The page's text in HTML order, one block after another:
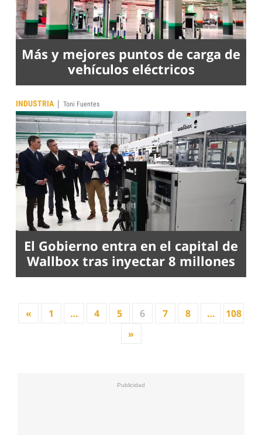
Más y mejores puntos de carga de
vehículos eléctricos
INDUSTRIA | Toni Fuentes
El Gobierno entra en el capital de
Wallbox tras inyectar 8 millones
« 1 … 4 5 6 7 8 …
108
»